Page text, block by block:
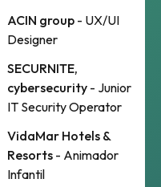
ACIN group - UX/UI
Designer
SECURNITE,
cybersecurity - Junior
IT Security Operator
VidaMar Hotels &
Resorts - Animador
Infantil